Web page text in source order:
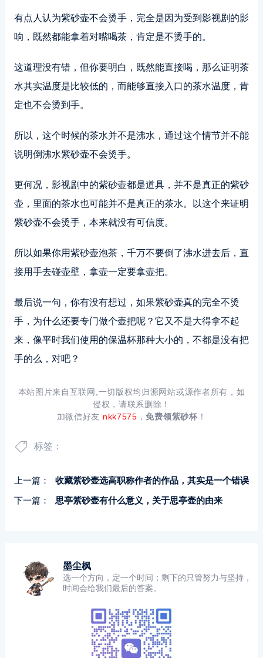
有点人认为紫砂壶不会烫手，完全是因为受到影视剧的影
响，既然都能拿着对嘴喝茶，肯定是不烫手的。
这道理没有错，但你要明白，既然能直接喝，那么证明茶
水其实温度是比较低的，而能够直接入口的茶水温度，肯
定也不会烫到手。
所以，这个时候的茶水并不是沸水，通过这个情节并不能
说明倒沸水紫砂壶不会烫手。
更何况，影视剧中的紫砂壶都是道具，并不是真正的紫砂
壶，里面的茶水也可能并不是真正的茶水。以这个来证明
紫砂壶不会烫手，本来就没有可信度。
所以如果你用紫砂壶泡茶，千万不要倒了沸水进去后，直
接用手去碰壶壁，拿壶一定要拿壶把。
最后说一句，你有没有想过，如果紫砂壶真的完全不烫
手，为什么还要专门做个壶把呢？它又不是大得拿不起
来，像平时我们使用的保温杯那种大小的，不都是没有把
手的么，对吧？
本站图片来自互联网,一切版权均归源网站或源作者所有，如
侵权，请联系删除！
加微信好友 nkk7575 ，免费领紫砂杯！
标签：
上一篇：
收藏紫砂壶选高职称作者的作品，其实是一个错误
下一篇：
思亭紫砂壶有什么意义，关于思亭壶的由来
墨尘枫
选一个方向，定一个时间；剩下的只管努力与坚持，
时间会给我们最后的答案。